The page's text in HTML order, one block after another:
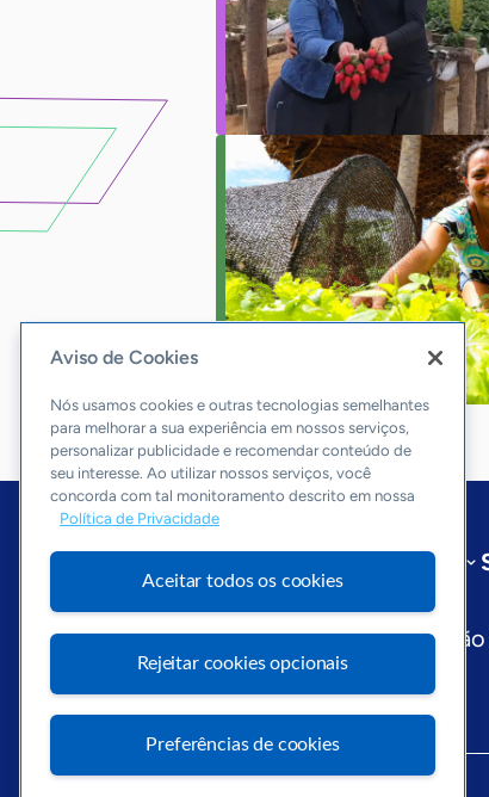
Rio Grande do Norte
Editorias
Economia & Política
Aviso de Cookies
Nós usamos cookies e outras tecnologias semelhantes
para melhorar a sua experiência em nossos serviços,
personalizar publicidade e recomendar conteúdo de
seu interesse. Ao utilizar nossos serviços, você
concorda com tal monitoramento descrito em nossa
Política de Privacidade
Aceitar todos os cookies
Rejeitar cookies opcionais
Preferências de cookies